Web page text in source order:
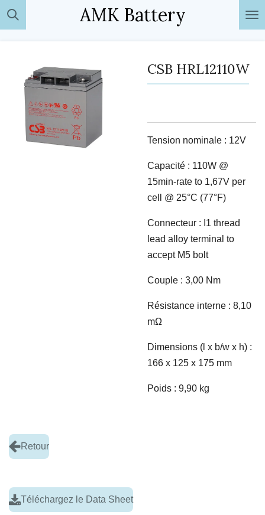
Passer
au
AMK Battery
CSB HRL12110W
Tension nominale : 12V
Capacité : 110W @
15min-rate to 1,67V per
cell @ 25°C (77°F)
Connecteur : I1 thread
lead alloy terminal to
accept M5 bolt
Couple : 3,00 Nm
Résistance interne : 8,10
mΩ
Dimensions (l x b/w x h) :
166 x 125 x 175 mm
Poids : 9,90 kg
Retour
Téléchargez le Data Sheet